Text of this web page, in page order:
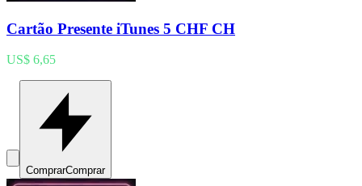
Cartão Presente iTunes 5 CHF CH
US$ 6,65
ComprarComprar